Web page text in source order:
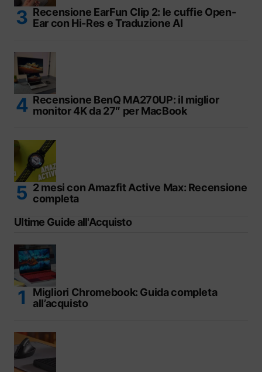
Recensione EarFun Clip 2: le cuffie Open-
Ear con Hi-Res e Traduzione AI
Recensione BenQ MA270UP: il miglior
monitor 4K da 27″ per MacBook
2 mesi con Amazfit Active Max: Recensione
completa
Ultime Guide all'Acquisto
Migliori Chromebook: Guida completa
all’acquisto